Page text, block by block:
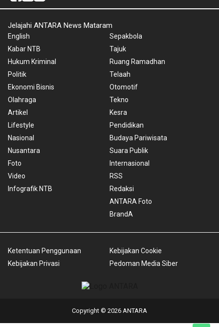
Jelajahi ANTARA News Mataram
English
Kabar NTB
Hukum Kriminal
Politik
Ekonomi Bisnis
Olahraga
Artikel
Lifestyle
Nasional
Nusantara
Foto
Video
Infografik NTB
Sepakbola
Tajuk
Ruang Ramadhan
Telaah
Otomotif
Tekno
Kesra
Pendidikan
Budaya Pariwisata
Suara Publik
Internasional
RSS
Redaksi
ANTARA Foto
BrandA
Ketentuan Penggunaan
Kebijakan Privasi
Kebijakan Cookie
Pedoman Media Siber
Copyright © 2026 ANTARA